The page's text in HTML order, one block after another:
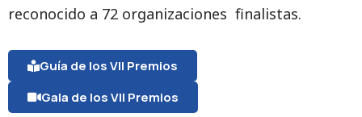
reconocido a 72 organizaciones finalistas.
Guía de los VII Premios
Gala de los VII Premios